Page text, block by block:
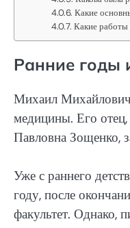
Какие
Какие
Ранние годы
Михаил Михайлович
медицины. Его
Павловна Зощенко,
Уже с раннего
году, после
факультет. Однако,